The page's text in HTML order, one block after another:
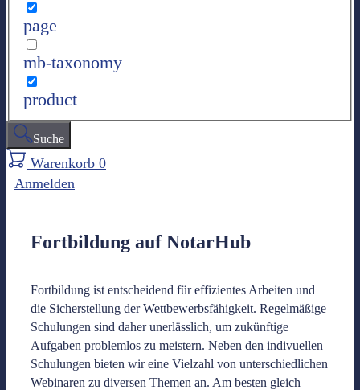
page
mb-taxonomy
product
Suche
Warenkorb 0
Anmelden
Fortbildung auf NotarHub
Fortbildung ist entscheidend für effizientes Arbeiten und
die Sicherstellung der Wettbewerbsfähigkeit. Regelmäßige
Schulungen sind daher unerlässlich, um zukünftige
Aufgaben problemlos zu meistern. Neben den indivuellen
Schulungen bieten wir eine Vielzahl von unterschiedlichen
Webinaren zu diversen Themen an. Am besten gleich